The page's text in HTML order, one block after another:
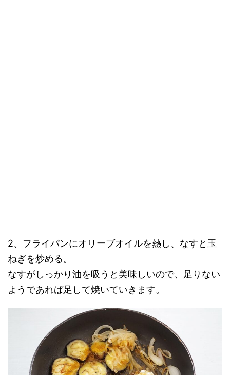
2、フライパンにオリーブオイルを熱し、なすと玉
ねぎを炒める。
なすがしっかり油を吸うと美味しいので、足りない
ようであれば足して焼いていきます。